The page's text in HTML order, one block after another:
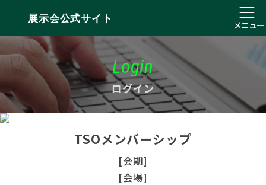
展示会公式サイト
メニュー
Login
ログイン
TSOメンバーシップ
[会期]
[会場]